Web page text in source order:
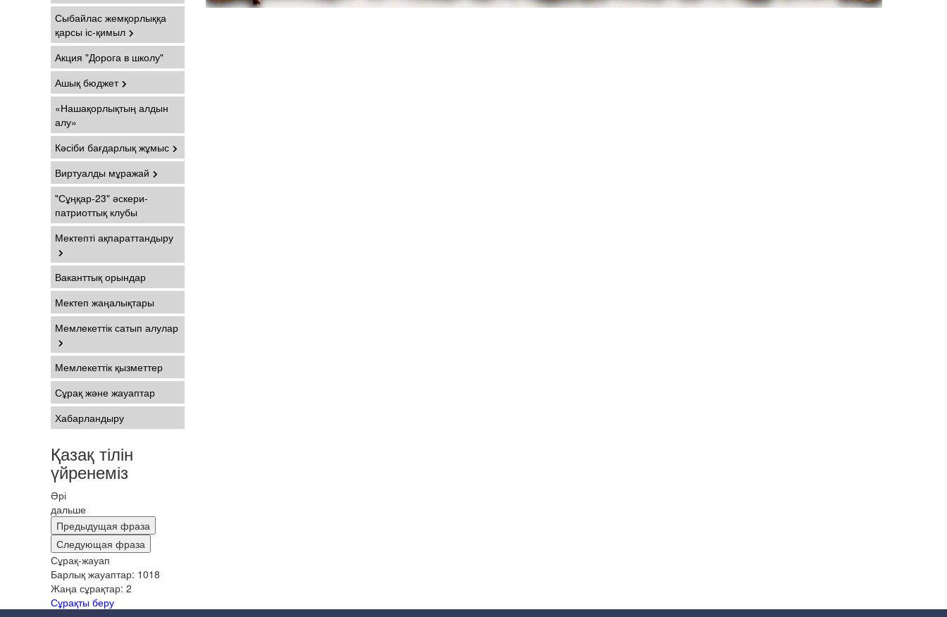
Сыбайлас жемқорлыққа
қарсы іс-қимыл
Акция "Дорога в школу"
Ашық бюджет
«Нашақорлықтың алдын
алу»
Кәсіби бағдарлық жұмыс
Виртуалды мұражай
"Сұңқар-23" әскери-
патриоттық клубы
Мектепті ақпараттандыру
Ваканттық орындар
Мектеп жаңалықтары
Мемлекеттік сатып алулар
Мемлекеттік қызметтер
Сұрақ және жауаптар
Хабарландыру
Қазақ тілін
үйренеміз
Әрі
дальше
Предыдущая фраза
Следующая фраза
Сұрақ-жауап
Барлық жауаптар: 1018
Жаңа сұрақтар: 2
Сұрақты беру